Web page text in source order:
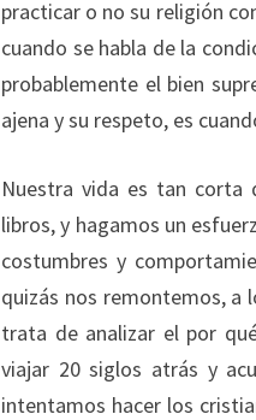
practicar o no su religión
cuando se habla de la
probablemente el bien
ajena y su respeto, es
Nuestra vida es tan corta
libros, y hagamos un
costumbres y
quizás nos remontemos, a
trata de analizar el por
viajar 20 siglos atrás y
intentamos hacer los